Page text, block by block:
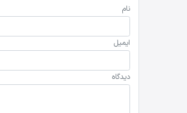
نام
ایمیل
دیدگاه